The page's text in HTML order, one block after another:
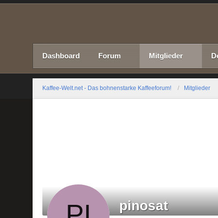
Dashboard Forum Mitglieder
Kaffee-Welt.net - Das bohnenstarke Kaffeeforum! Mitglieder
pinosat